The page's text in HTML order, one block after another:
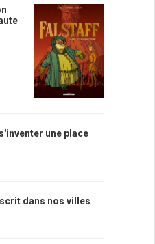
une place
dans nos villes